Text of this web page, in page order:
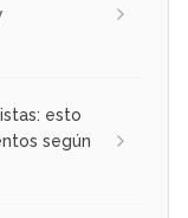
esto
según